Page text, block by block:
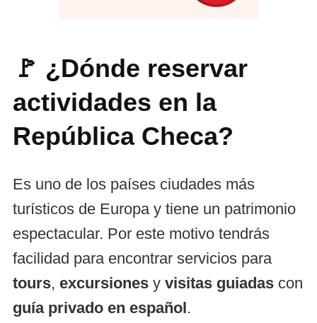
🚩 ¿Dónde reservar
actividades en la
República Checa?
Es uno de los países ciudades más
turísticos de Europa y tiene un patrimonio
espectacular. Por este motivo tendrás
facilidad para encontrar servicios para
tours, excursiones y visitas guiadas con
guía privado en español .